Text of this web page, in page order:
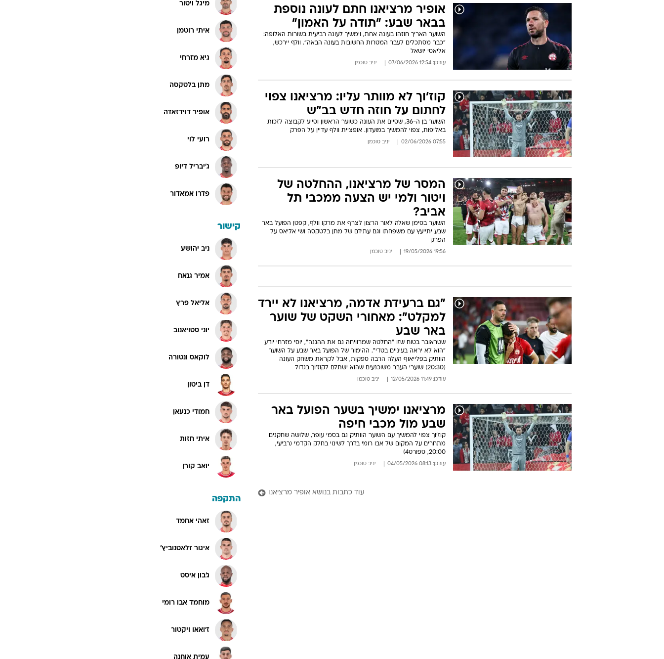
אופיר מרציאנו חתם לעונה נוספת
בבאר שבע: "תודה על האמון"
השוער האריך חוזהו בעונה אחת, וימשיך לעונה רביעית בשורות האלופה:
"כבר מסתכלים לעבר המטרות החשובות בעונה הבאה". וולף יירכש,
אליאסי יושאל
עודכן: 12:54 07/06/2026 יניב טוכמן
קוז'וך לא מוותר עליו: מרציאנו צפוי
לחתום על חוזה חדש בב"ש
השוער בן ה-36, שסיים את העונה כשוער הראשון וסייע לקבוצה לזכות
באליפות, צפוי להמשיך במועדון. אופציית וולף עדיין על הפרק
07:55 02/06/2026 יניב טוכמן
המסר של מרציאנו, ההחלטה של
ויטור ולמי יש הצעה ממכבי תל
אביב?
השוער בסימן שאלה לאור הרצון לצרף את מרקו וולף, קפטן הפועל באר
שבע יתייעץ עם משפחתו וגם עתידם של מתן בלטקסה ושי אליאס על
הפרק
19:56 19/05/2026 יניב טוכמן
"גם ברעידת אדמה, מרציאנו לא יירד
למקלט": מאחורי השקט של שוער
באר שבע
שטראובר בטוח שזו "החלטה שמרוויחה גם את ההגנה", יוסי מזרחי יודע
"הוא לא יראה בעיניים בטדי". ההימור של הפועל באר שבע על השוער
הוותיק בפלייאוף העלה הרבה ספקות, אבל לקראת משחק העונה
(20:30) שוערי העבר משוכנעים שהוא ישתלם לקוז'וך בגדול
עודכן: 11:49 12/05/2026 יניב טוכמן
מרציאנו ימשיך בשער הפועל באר
שבע מול מכבי חיפה
קוז'וך צפוי להמשיך עם השוער הוותיק גם בסמי עופר, שלושה שחקנים
מתחרים על המקום של אבו רומי בדרך לשינוי בחלק הקדמי (רביעי,
20:00, ספורט4)
עודכן: 08:13 04/05/2026 יניב טוכמן
עוד כתבות בנושא אופיר מרציאנו
מיגל ויטור
איתי רוטמן
גיא מזרחי
מתן בלטקסה
אופיר דוידזאדה
רועי לוי
ג'יבריל דיופ
פדרו אמאדור
קישור
ניב יהושע
אמיר גנאח
אליאל פרץ
יוני סטויאנוב
לוקאס ונטורה
דן ביטון
חמודי כנעאן
איתי חזות
יואב קורן
התקפה
זאהי אחמד
איגור זלאטנוביץ'
ג'בון איסט
מוחמד אבו רומי
ז'ואאו ויקטור
עמית אוחנה